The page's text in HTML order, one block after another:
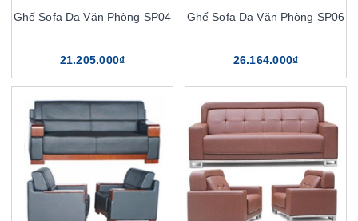
Ghế Sofa Da Văn Phòng SP04
21.205.000₫
Ghế Sofa Da Văn Phòng SP06
26.164.000₫